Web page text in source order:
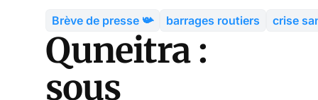
Brève de presse 📯 barrages routiers crise
Quneitra :
sous